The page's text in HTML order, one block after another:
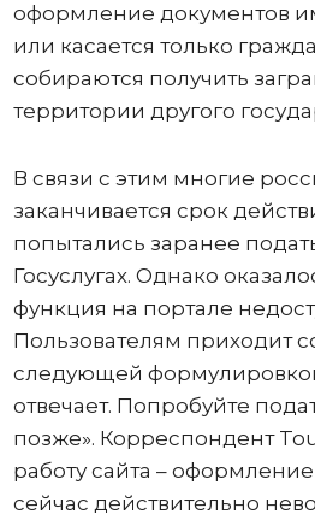
оформление документов
или касается только
собираются получить
территории другого
В связи с этим многие
заканчивается срок
попытались заранее
Госуслугах. Однако
функция на портале
Пользователям приходит
следующей
отвечает. Попробуйте
позже». Корреспондент
работу сайта –
сейчас действительно